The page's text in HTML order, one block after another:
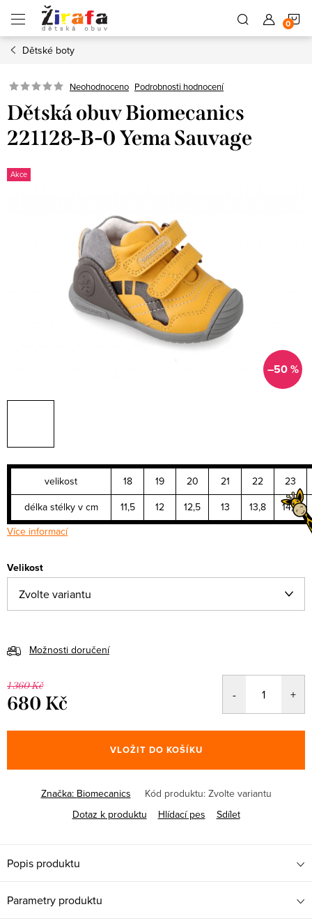
obsah
Dětské boty
Neohodnoceno Podrobnosti hodnocení
Dětská obuv Biomecanics
221128-B-0 Yema Sauvage
Akce
–50 %
velikost 18 19 20 21 22
23
délka stélky v cm
11,5 12 12,5 13 13,8
14,4
Více informací
Velikost
Možnosti doručení
1 360 Kč
680 Kč
cena:
VLOŽIT DO KOŠÍKU
Značka: Biomecanics Kód produktu: Zvolte variantu
Dotaz k produktu
Hlídací pes Sdílet
Popis produktu
Parametry produktu